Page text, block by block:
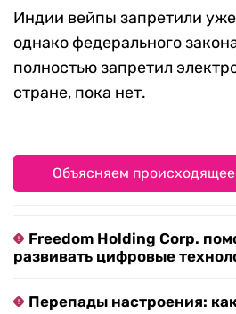
Индии вейпы запретили уже
однако федерального
полностью запретил
стране, пока нет.
Объясняем
Freedom Holding Corp.
развивать цифровые
Перепады настроения: